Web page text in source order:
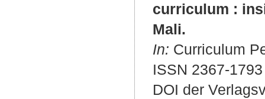
curriculum :
Mali.
In: Curriculum
ISSN 2367-1793
DOI der